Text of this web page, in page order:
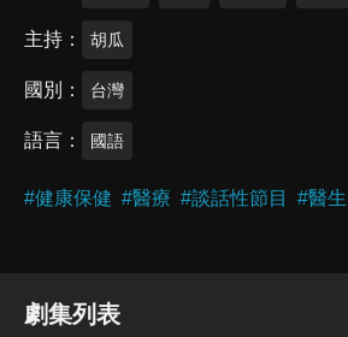
主持 胡瓜
國別 台灣
語言 國語
#健康保健 #醫療 #談話性節目 #醫生
劇集列表